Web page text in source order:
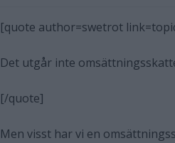
[quote author=swetrot
Det utgår inte
[/quote]
Men visst har vi en